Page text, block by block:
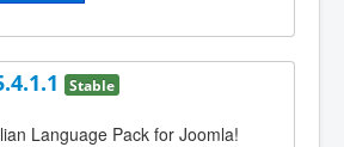
Stable
Language Pack for Joomla!